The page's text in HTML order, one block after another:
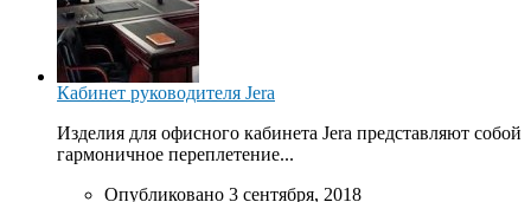
Кабинет руководителя Jera
Изделия для офисного кабинета Jera представляют собой
гармоничное переплетение...
Опубликовано 3 сентября, 2018